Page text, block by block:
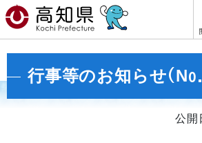
行事等のお知らせ
公開